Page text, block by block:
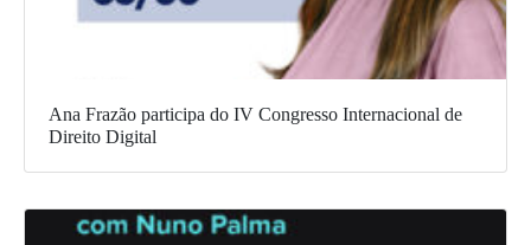
Ana Frazão participa do IV Congresso Internacional de
Direito Digital